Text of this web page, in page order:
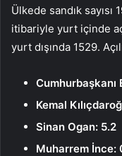
Ülkede sandık sayısı
itibariyle yurt içinde
yurt dışında 1529.
Kemal
Sinan Ogan: 5.2
Muharrem İnce: